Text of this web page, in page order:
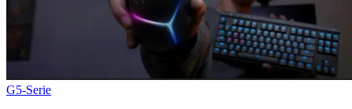
G5-Serie